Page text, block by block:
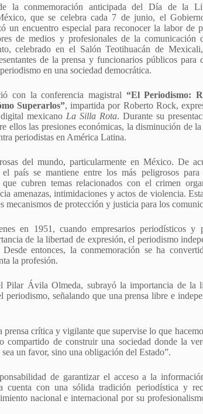
la conmemoración anticipada del Día de la
que se celebra cada 7 de junio, el
un encuentro especial para reconocer la labor de
de medios y profesionales de la comunicación
celebrado en el Salón Teotihuacán de
de la prensa y funcionarios públicos para
en una sociedad democrática.
con la conferencia magistral “El Periodismo:
Superarlos”, impartida por Roberto Rock,
mexicano La Silla Rota. Durante su
ellos las presiones económicas, la disminución de
periodistas en América Latina.
del mundo, particularmente en México. De
país se mantiene entre los más peligrosos para
cubren temas relacionados con el crimen
amenazas, intimidaciones y actos de violencia.
mecanismos de protección y justicia para los
en 1951, cuando empresarios periodísticos y
de la libertad de expresión, el periodismo
entonces, la conmemoración se ha
la profesión.
Ávila Olmeda, subrayó la importancia de la
señalando que una prensa libre e
crítica y vigilante que supervise lo que
de construir una sociedad donde la
un favor, sino una obligación del Estado”.
de garantizar el acceso a la
cuenta con una sólida tradición periodística y
nacional e internacional por su